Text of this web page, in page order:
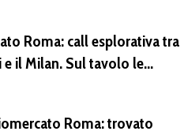
Roma: call esplorativa tra
e il Milan. Sul tavolo le
e Soulé
Roma: trovato